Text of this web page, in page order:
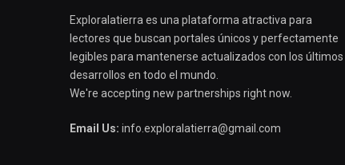
Exploralatierra es una plataforma atractiva para
lectores que buscan portales únicos y perfectamente
legibles para mantenerse actualizados con los últimos
desarrollos en todo el mundo.
We're accepting new partnerships right now.
Email Us: info.exploralatierra@gmail.com